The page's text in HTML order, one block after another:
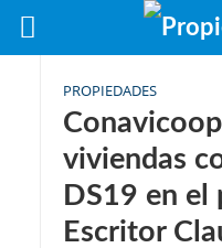
PROPIEDADES
viviendas
DS19 en el
Escritor